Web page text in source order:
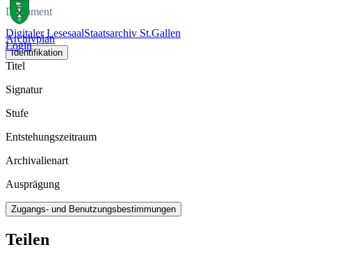
Digitaler LesesaalStaatsarchiv St.Gallen
Login
Dokument
Archivplan
Identifikation
Titel
Signatur
Stufe
Entstehungszeitraum
Archivalienart
Ausprägung
Zugangs- und Benutzungsbestimmungen
Teilen